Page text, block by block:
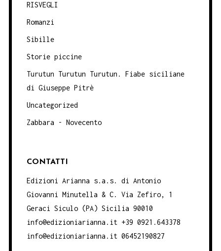
RISVEGLI
Romanzi
Sibille
Storie piccine
Turutun Turutun Turutun. Fiabe siciliane
di Giuseppe Pitrè
Uncategorized
Zabbara - Novecento
CONTATTI
Edizioni Arianna s.a.s. di Antonio
Giovanni Minutella & C. Via Zefiro, 1
Geraci Siculo (PA) Sicilia 90010
info@edizioniarianna.it +39 0921.643378
info@edizioniarianna.it 06452190827